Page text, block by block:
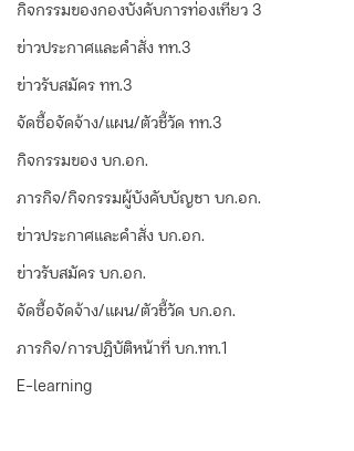
กิจกรรมของกองบังคับการท่องเที่ยว 3
ข่าวประกาศและคำสั่ง ทท.3
ข่าวรับสมัคร ทท.3
จัดซื้อจัดจ้าง/แผน/ตัวชี้วัด ทท.3
กิจกรรมของ บก.อก.
ภารกิจ/กิจกรรมผู้บังคับบัญชา บก.อก.
ข่าวประกาศและคำสั่ง บก.อก.
ข่าวรับสมัคร บก.อก.
จัดซื้อจัดจ้าง/แผน/ตัวชี้วัด บก.อก.
ภารกิจ/การปฏิบัติหน้าที่ บก.ทท.1
E-learning